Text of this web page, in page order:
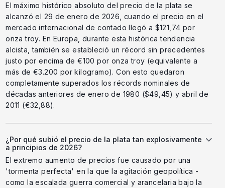
El máximo histórico absoluto del precio de la plata se
alcanzó el 29 de enero de 2026, cuando el precio en el
mercado internacional de contado llegó a $121,74 por
onza troy. En Europa, durante esta histórica tendencia
alcista, también se estableció un récord sin precedentes
justo por encima de €100 por onza troy (equivalente a
más de €3.200 por kilogramo). Con esto quedaron
completamente superados los récords nominales de
décadas anteriores de enero de 1980 ($49,45) y abril de
2011 (€32,88).
¿Por qué subió el precio de la plata tan explosivamente
a principios de 2026?
El extremo aumento de precios fue causado por una
'tormenta perfecta' en la que la agitación geopolítica -
como la escalada guerra comercial y arancelaria bajo la